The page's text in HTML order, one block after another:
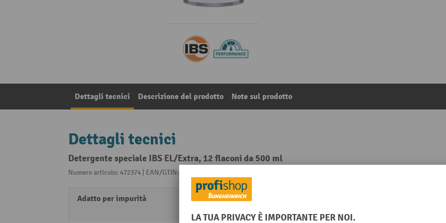
Dettagli tecnici Descrizione del prodotto Note sul prodotto
Dettagli tecnici
Detergente speciale IBS EL/Extra, 12 flaconi da 500 ml
Numero articolo: 472374 | EAN/GTIN: 4030209501493
Adatto per impurità
Grassi
Unità di vendita